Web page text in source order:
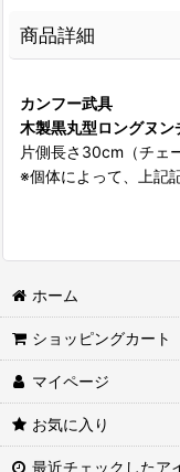
商品詳細
カンフー武具
木製黒丸型ロングヌン
片側長さ30cm（チェ
※個体によって、上記
ホーム
ショッピングカート
マイページ
お気に入り
最近チェックしたア